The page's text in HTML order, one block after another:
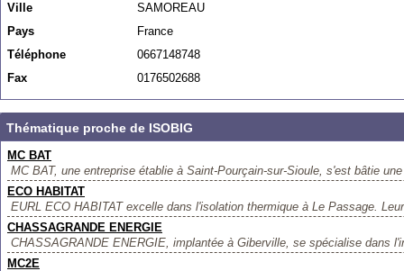
Ville
SAMOREAU
Pays
France
Téléphone
0667148748
Fax
0176502688
Thématique proche de ISOBIG
MC BAT
MC BAT, une entreprise établie à Saint-Pourçain-sur-Sioule, s'est bâtie
ECO HABITAT
EURL ECO HABITAT excelle dans l'isolation thermique à Le Passage.
CHASSAGRANDE ENERGIE
CHASSAGRANDE ENERGIE, implantée à Giberville, se spécialise dans
MC2E